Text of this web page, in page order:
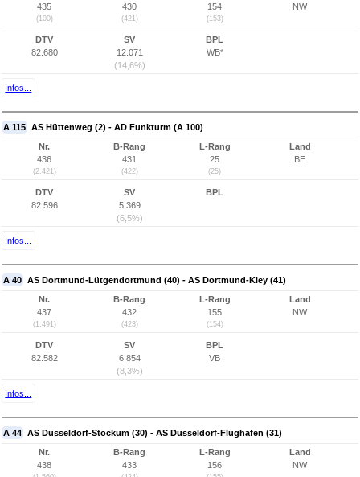
435
(100)
430
(421)
154
(153)
NW
DTV
82.680
SV
12.071
(14,6%)
BPL
WB*
Infos...
A 115 AS Hüttenweg (2) - AD Funkturm (A 100)
Nr.
436
(2.421)
B-Rang
431
(422)
L-Rang
25
(25)
Land
BE
DTV
82.596
SV
5.369
(6,5%)
BPL
Infos...
A 40 AS Dortmund-Lütgendortmund (40) - AS Dortmund-Kley (41)
Nr.
437
(1.491)
B-Rang
432
(423)
L-Rang
155
(154)
Land
NW
DTV
82.582
SV
6.854
(8,3%)
BPL
VB
Infos...
A 44 AS Düsseldorf-Stockum (30) - AS Düsseldorf-Flughafen (31)
Nr.
438
B-Rang
433
L-Rang
156
Land
NW